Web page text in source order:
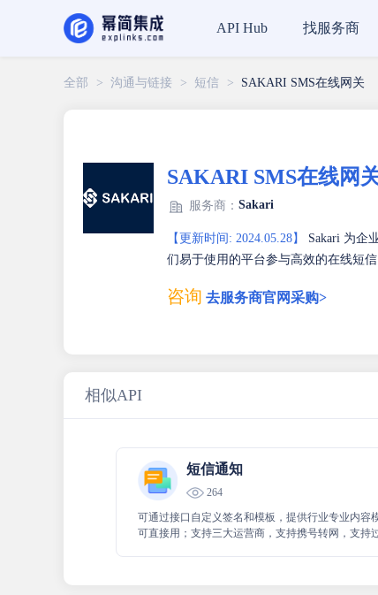
API Hub 找服务商
全部 > 沟通与链接 > 短信 > SAKARI SMS在线网关
SAKARI SMS在线网
服务商： Sakari
【更新时间: 2024.05.28】
Sakari 为企
们易于使用的平台参与高效的在线短信
咨询 去服务商官网采购>
相似API
短信通知
264
可通过接口自定义签名和模板，提供行业专业内容
可直接用；支持三大运营商，支持携号转网，支持